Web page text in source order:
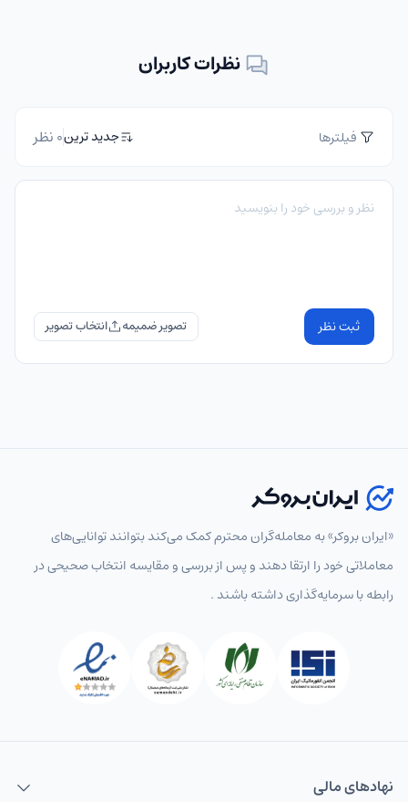
نظرات کاربران
فیلترها جدید ترین0 نظر
ثبت نظر تصویر ضمیمه
«ایران بروکر» به معامله‌گران محترم کمک می‌کند بتوانند توانایی‌های
معاملاتی خود را ارتقا دهند و پس از بررسی و مقایسه انتخاب‌ صحیحی در
رابطه با سرمایه‌گذاری داشته باشند .
نهاد‌های مالی